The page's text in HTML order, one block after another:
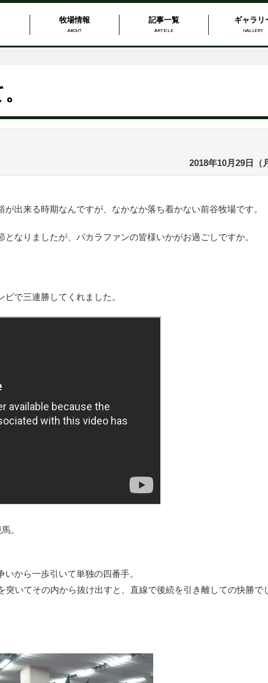
牧場情報
ABOUT
記事一覧
ARTICLE
ギャラリ
GALLERY
2018年10月29日（
出来る時期なんですが、なかなか落ち着かない前谷牧場です。
なりましたが、パカラファンの皆様いかがお過ごしですか。
で三連勝してくれました。
。
から一歩引いて単独の四番手。
突いてその内から抜け出すと、直線で後続を引き離しての快勝で